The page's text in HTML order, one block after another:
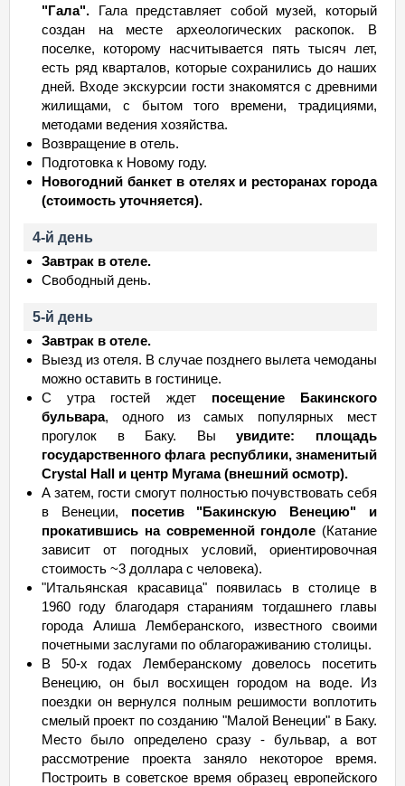
"Гала". Гала представляет собой музей, который
создан на месте археологических раскопок. В
поселке, которому насчитывается пять тысяч лет,
есть ряд кварталов, которые сохранились до наших
дней. Входе экскурсии гости знакомятся с древними
жилищами, с бытом того времени, традициями,
методами ведения хозяйства.
Возвращение в отель.
Подготовка к Новому году.
Новогодний банкет в отелях и ресторанах города
(стоимость уточняется).
4-й день
Завтрак в отеле.
Свободный день.
5-й день
Завтрак в отеле.
Выезд из отеля. В случае позднего вылета чемоданы
можно оставить в гостинице.
С утра гостей ждет посещение Бакинского
бульвара, одного из самых популярных мест
прогулок в Баку. Выувидите: площадь
государственного флага республики, знаменитый
Crystal Hall и центр Мугама (внешний осмотр).
А затем, гости смогут полностью почувствовать себя
в Венеции, посетив "Бакинскую Венецию" и
прокатившись на современной гондоле (Катание
зависит от погодных условий, ориентировочная
стоимость ~3 доллара с человека).
"Итальянская красавица" появилась в столице в
1960 году благодаря стараниям тогдашнего главы
города Алиша Лемберанского, известного своими
почетными заслугами по облагораживанию столицы.
В 50-х годах Лемберанскому довелось посетить
Венецию, он был восхищен городом на воде. Из
поездки он вернулся полным решимости воплотить
смелый проект по созданию "Малой Венеции" в Баку.
Место было определено сразу - бульвар, а вот
рассмотрение проекта заняло некоторое время.
Построить в советское время образец европейского